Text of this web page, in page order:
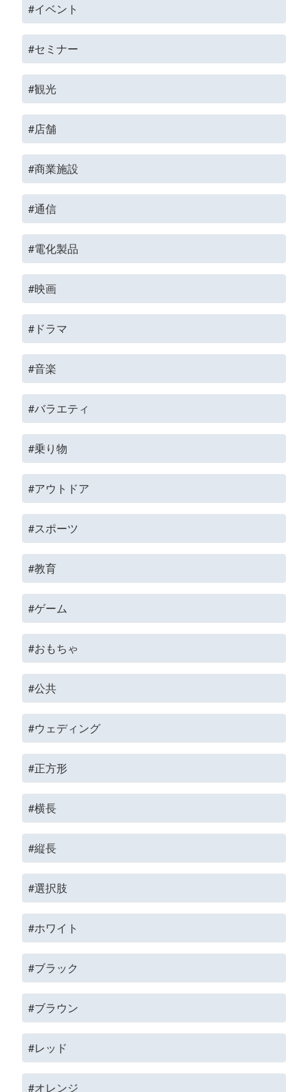
#イベント
#セミナー
#観光
#店舗
#商業施設
#通信
#電化製品
#映画
#ドラマ
#音楽
#バラエティ
#乗り物
#アウトドア
#スポーツ
#教育
#ゲーム
#おもちゃ
#公共
#ウェディング
#正方形
#横長
#縦長
#選択肢
#ホワイト
#ブラック
#ブラウン
#レッド
#オレンジ